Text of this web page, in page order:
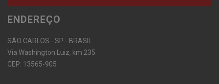
ENDEREÇO
SÃO CARLOS - SP - BRASIL
Via Washington Luiz, km 235
CEP: 13565-905